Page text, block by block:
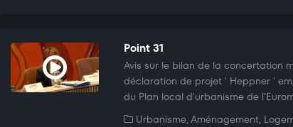
Point 31
Avis sur le bilan de la concertation
déclaration de projet ' Heppner '
du Plan local d'urbanisme de
Urbanisme, Aménagement,